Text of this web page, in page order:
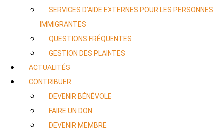
SERVICES D’AIDE EXTERNES POUR LES PERSONNES
IMMIGRANTES
QUESTIONS FRÉQUENTES
GESTION DES PLAINTES
ACTUALITÉS
CONTRIBUER
DEVENIR BÉNÉVOLE
FAIRE UN DON
DEVENIR MEMBRE